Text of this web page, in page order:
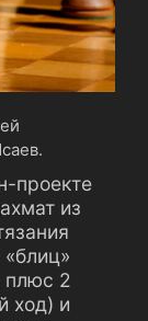
проекте
из
плюс 2
ход) и